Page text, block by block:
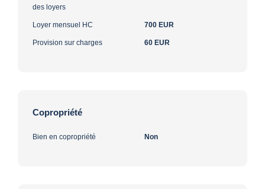
des loyers
Loyer mensuel HC 700 EUR
Provision sur charges 60 EUR
Copropriété
Bien en copropriété Non